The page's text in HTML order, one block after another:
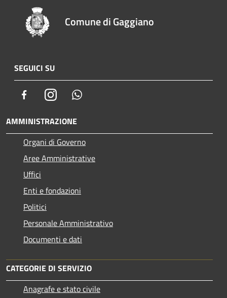
Comune di Gaggiano
SEGUICI SU
FacebookInstagram
AMMINISTRAZIONE
Organi di Governo
Aree Amministrative
Uffici
Enti e fondazioni
Politici
Personale Amministrativo
Documenti e dati
CATEGORIE DI SERVIZIO
Anagrafe e stato civile